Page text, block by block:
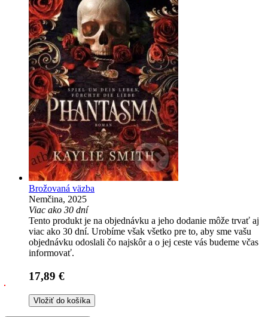
Brožovaná väzba
Nemčina, 2025
Viac ako 30 dní
Tento produkt je na objednávku a jeho dodanie môže trvať aj
viac ako 30 dní. Urobíme však všetko pre to, aby sme vašu
objednávku odoslali čo najskôr a o jej ceste vás budeme včas
informovať.
17,89 €
Vložiť do košíka